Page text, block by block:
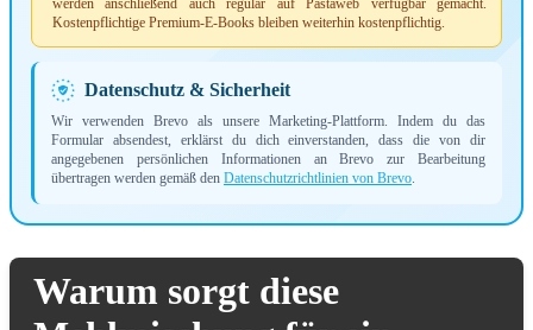
werden anschließend auch regulär auf Pastaweb verfügbar gemacht.
Kostenpflichtige Premium-E-Books bleiben weiterhin kostenpflichtig.
Datenschutz & Sicherheit
Wir verwenden Brevo als unsere Marketing-Plattform. Indem du das
Formular absendest, erklärst du dich einverstanden, dass die von dir
angegebenen persönlichen Informationen an Brevo zur Bearbeitung
übertragen werden gemäß den Datenschutzrichtlinien von Brevo.
Warum sorgt diese